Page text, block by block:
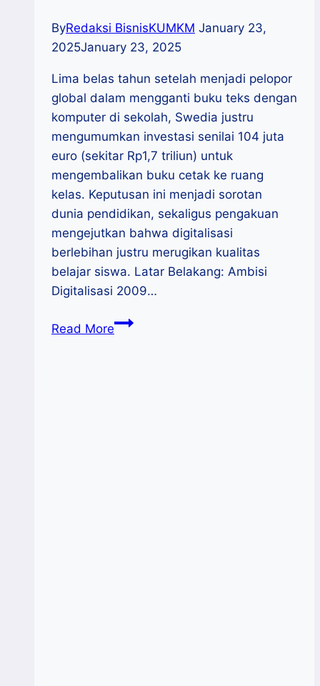
ByRedaksi BisnisKUMKM January 23,
2025January 23, 2025
Lima belas tahun setelah menjadi pelopor
global dalam mengganti buku teks dengan
komputer di sekolah, Swedia justru
mengumumkan investasi senilai 104 juta
euro (sekitar Rp1,7 triliun) untuk
mengembalikan buku cetak ke ruang
kelas. Keputusan ini menjadi sorotan
dunia pendidikan, sekaligus pengakuan
mengejutkan bahwa digitalisasi
berlebihan justru merugikan kualitas
belajar siswa. Latar Belakang: Ambisi
Digitalisasi 2009…
Read MoreAlokasi